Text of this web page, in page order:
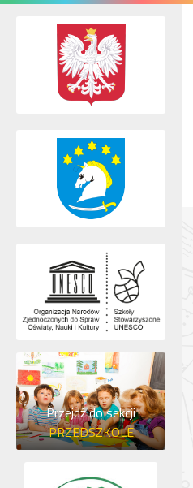
Przejdź do sekcji
PRZEDSZKOLE